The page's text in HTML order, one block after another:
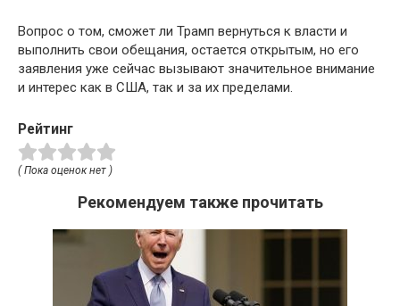
Вопрос о том, сможет ли Трамп вернуться к власти и
выполнить свои обещания, остается открытым, но его
заявления уже сейчас вызывают значительное внимание
и интерес как в США, так и за их пределами.
Рейтинг
( Пока оценок нет )
Рекомендуем также прочитать